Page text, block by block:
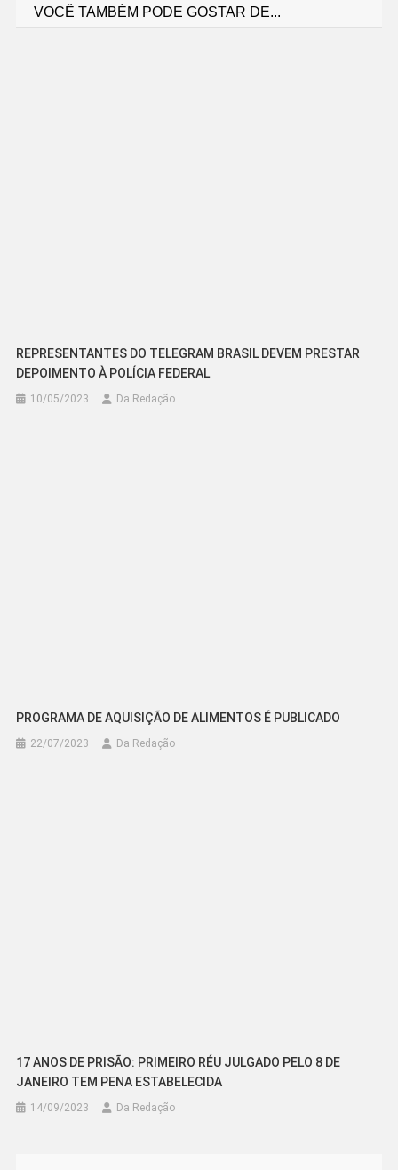
VOCÊ TAMBÉM PODE GOSTAR DE...
REPRESENTANTES DO TELEGRAM BRASIL DEVEM PRESTAR
DEPOIMENTO À POLÍCIA FEDERAL
10/05/2023 Da Redação
PROGRAMA DE AQUISIÇÃO DE ALIMENTOS É PUBLICADO
22/07/2023 Da Redação
17 ANOS DE PRISÃO: PRIMEIRO RÉU JULGADO PELO 8 DE
JANEIRO TEM PENA ESTABELECIDA
14/09/2023 Da Redação